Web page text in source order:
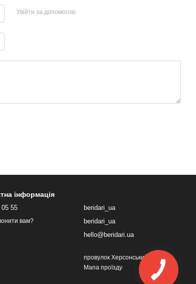
Увійти за допомогою
інформація
05 55
вам?
beridari_ua
beridari_ua
hello@beridari.ua
провулок Херсонський, 1
Мапа проїзду